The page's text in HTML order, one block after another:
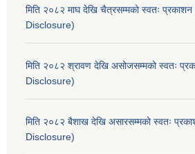
मिति २०८२ माघ देखि चैत्रसम्मको स्वतः
Disclosure)
मिति २०८२ श्रावण देखि असोजसम्मको स्वतः
Disclosure)
मिति २०८२ बैशाख देखि असारसम्मको स्वतः
Disclosure)